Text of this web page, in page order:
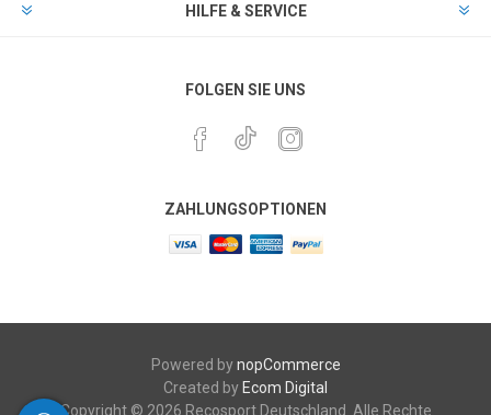
HILFE & SERVICE
FOLGEN SIE UNS
ZAHLUNGSOPTIONEN
Powered bynopCommerce
Created by Ecom Digital
Copyright © 2026 Recosport Deutschland. Alle Rechte